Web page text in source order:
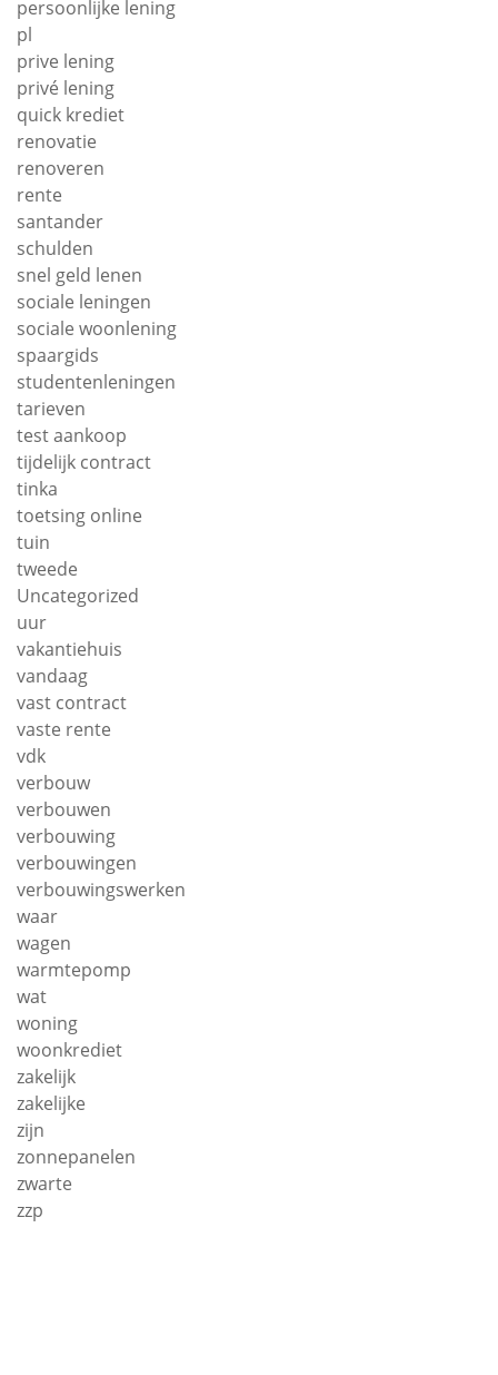
persoonlijke lening
pl
prive lening
privé lening
quick krediet
renovatie
renoveren
rente
santander
schulden
snel geld lenen
sociale leningen
sociale woonlening
spaargids
studentenleningen
tarieven
test aankoop
tijdelijk contract
tinka
toetsing online
tuin
tweede
Uncategorized
uur
vakantiehuis
vandaag
vast contract
vaste rente
vdk
verbouw
verbouwen
verbouwing
verbouwingen
verbouwingswerken
waar
wagen
warmtepomp
wat
woning
woonkrediet
zakelijk
zakelijke
zijn
zonnepanelen
zwarte
zzp